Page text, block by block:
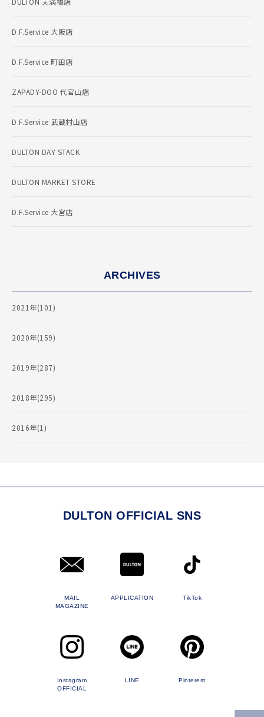
D.F.Service 大阪店
D.F.Service 町田店
ZAPADY-DOO 代官山店
D.F.Service 武蔵村山店
DULTON DAY STACK
DULTON MARKET STORE
D.F.Service 大宮店
ARCHIVES
2021年(101)
2020年(159)
2019年(287)
2018年(295)
2016年(1)
DULTON OFFICIAL SNS
MAIL
MAGAZINE
APPLICATION TikTok
Instagram
OFFICIAL
LINE Pinterest